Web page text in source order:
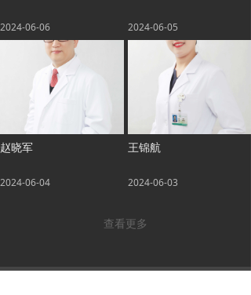
2024-06-06 2024-06-05
赵晓军
2024-06-04
王锦航
2024-06-03
查看更多